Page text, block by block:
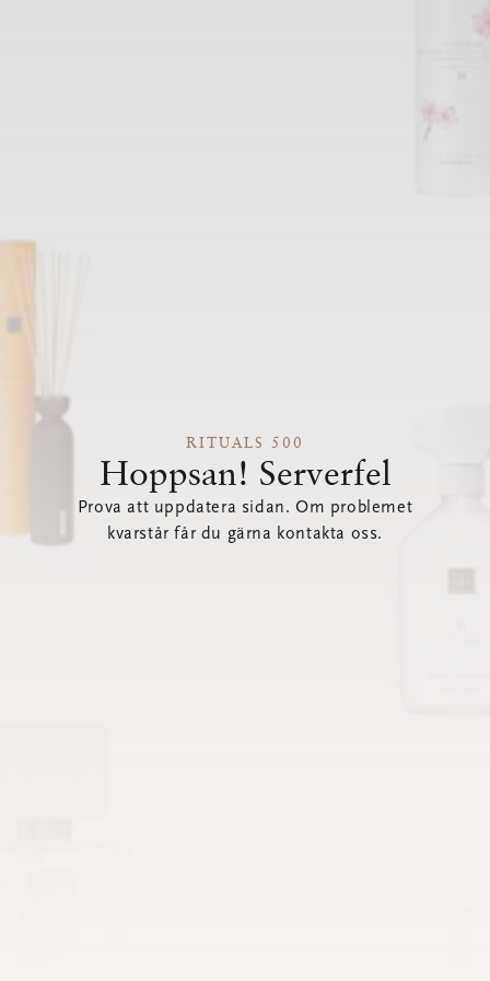
RITUALS 500
Hoppsan! Serverfel
Prova att uppdatera sidan. Om problemet
kvarstår får du gärna kontakta oss.